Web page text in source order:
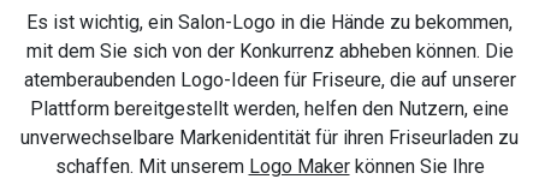
Es ist wichtig, ein Salon-Logo in die Hände zu bekommen,
mit dem Sie sich von der Konkurrenz abheben können. Die
atemberaubenden Logo-Ideen für Friseure, die auf unserer
Plattform bereitgestellt werden, helfen den Nutzern, eine
unverwechselbare Markenidentität für ihren Friseurladen zu
schaffen. Mit unserem Logo Makerkönnen Sie Ihre